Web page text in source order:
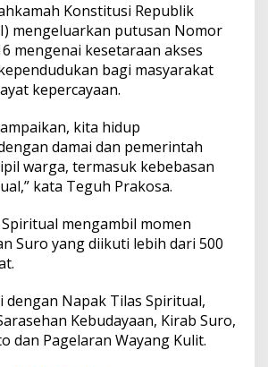
Konstitusi Republik
mengeluarkan putusan Nomor
mengenai kesetaraan akses
bagi masyarakat
kepercayaan.
kita hidup
damai dan pemerintah
warga, termasuk kebebasan
kata Teguh Prakosa.
mengambil momen
Suro yang diikuti lebih dari 500
dengan Napak Tilas Spiritual,
Kebudayaan, Kirab Suro,
dan Pagelaran Wayang Kulit.